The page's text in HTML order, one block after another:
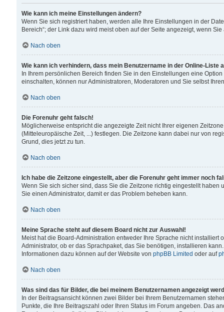
Wie kann ich meine Einstellungen ändern?
Wenn Sie sich registriert haben, werden alle Ihre Einstellungen in der
Bereich“; der Link dazu wird meist oben auf der Seite angezeigt, wenn
Nach oben
Wie kann ich verhindern, dass mein Benutzername in der Online-Liste
In Ihrem persönlichen Bereich finden Sie in den Einstellungen eine
einschalten, können nur Administratoren, Moderatoren und Sie selbst
Nach oben
Die Forenuhr geht falsch!
Möglicherweise entspricht die angezeigte Zeit nicht Ihrer eigenen
(Mitteleuropäische Zeit, ...) festlegen. Die Zeitzone kann dabei nur von
Grund, dies jetzt zu tun.
Nach oben
Ich habe die Zeitzone eingestellt, aber die Forenuhr geht immer noch
Wenn Sie sich sicher sind, dass Sie die Zeitzone richtig eingestellt
Sie einen Administrator, damit er das Problem beheben kann.
Nach oben
Meine Sprache steht auf diesem Board nicht zur Auswahl!
Meist hat die Board-Administration entweder Ihre Sprache nicht
Administrator, ob er das Sprachpaket, das Sie benötigen, installieren
Informationen dazu können auf der Website von phpBB Limited oder auf
Nach oben
Was sind das für Bilder, die bei meinem Benutzernamen angezeigt
In der Beitragsansicht können zwei Bilder bei Ihrem Benutzernamen
Punkte, die Ihre Beitragszahl oder Ihren Status im Forum angeben. Das